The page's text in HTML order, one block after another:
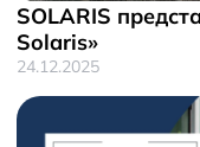
SOLARIS
Solaris»
24.12.2025